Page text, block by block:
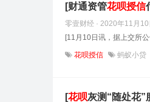
[财通资管花呗授信
零壹财经 · 2020年11月10
[11月10日讯，据上交所
花呗授信 蚂蚁小贷
[花呗灰测“随处花”